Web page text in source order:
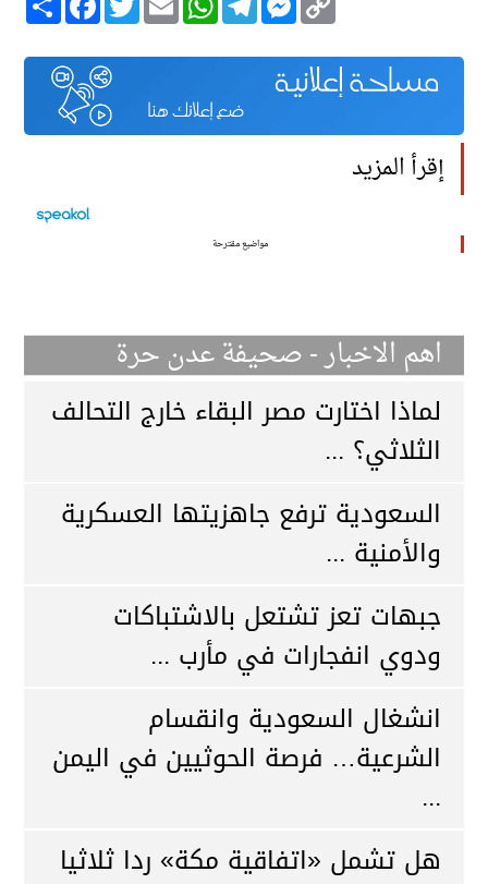
Link
إقرأ المزيد
مواضيع مقترحة
اهم الاخبار - صحيفة عدن حرة
لماذا اختارت مصر البقاء خارج التحالف
الثلاثي؟ ...
السعودية ترفع جاهزيتها العسكرية
والأمنية ...
جبهات تعز تشتعل بالاشتباكات
ودوي انفجارات في مأرب ...
انشغال السعودية وانقسام
الشرعية… فرصة الحوثيين في اليمن
...
هل تشمل «اتفاقية مكة» ردا ثلاثيا